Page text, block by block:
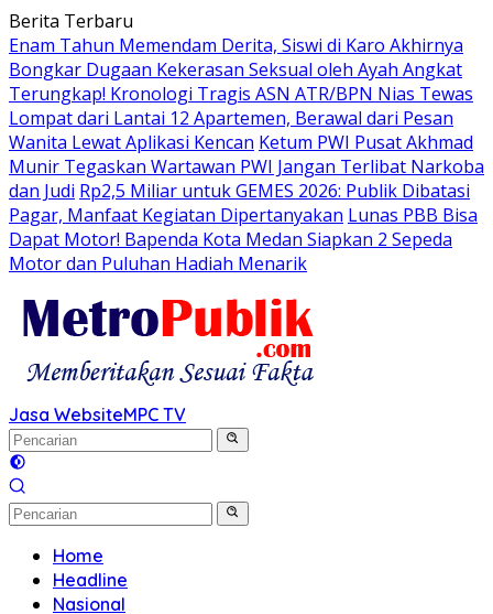
Langsung
ke
konten
Berita Terbaru
Enam Tahun Memendam Derita, Siswi di Karo Akhirnya
Bongkar Dugaan Kekerasan Seksual oleh Ayah Angkat
Terungkap! Kronologi Tragis ASN ATR/BPN Nias Tewas
Lompat dari Lantai 12 Apartemen, Berawal dari Pesan
Wanita Lewat Aplikasi Kencan Ketum PWI Pusat Akhmad
Munir Tegaskan Wartawan PWI Jangan Terlibat Narkoba
dan Judi Rp2,5 Miliar untuk GEMES 2026: Publik Dibatasi
Pagar, Manfaat Kegiatan Dipertanyakan Lunas PBB Bisa
Dapat Motor! Bapenda Kota Medan Siapkan 2 Sepeda
Motor dan Puluhan Hadiah Menarik
Jasa WebsiteMPC TV
Home
Headline
Nasional